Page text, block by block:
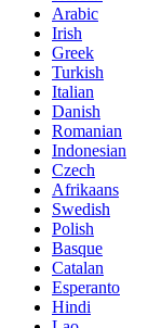
Arabic
Irish
Greek
Turkish
Italian
Danish
Romanian
Indonesian
Czech
Afrikaans
Swedish
Polish
Basque
Catalan
Esperanto
Hindi